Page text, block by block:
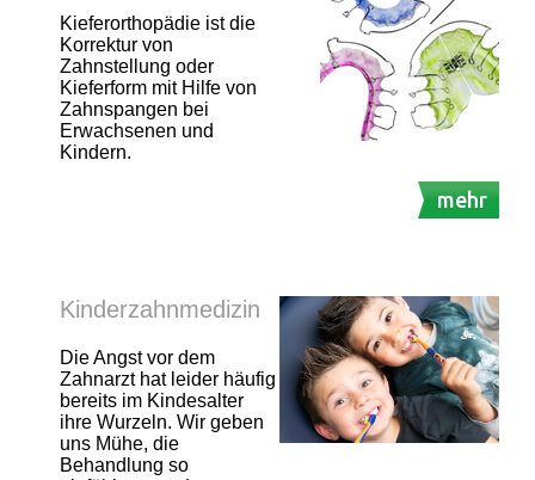
Kieferorthopädie ist die
Korrektur von
Zahnstellung oder
Kieferform mit Hilfe von
Zahnspangen bei
Erwachsenen und
Kindern.
mehr
Kinderzahnmedizin
Die Angst vor dem
Zahnarzt hat leider häufig
bereits im Kindesalter
ihre Wurzeln. Wir geben
uns Mühe, die
Behandlung so